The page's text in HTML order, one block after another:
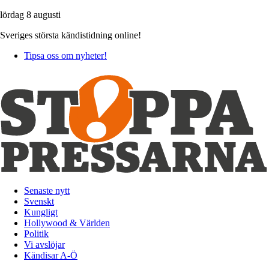
lördag 8 augusti
Sveriges största kändistidning online!
Tipsa oss om nyheter!
Senaste nytt
Svenskt
Kungligt
Hollywood & Världen
Politik
Vi avslöjar
Kändisar A-Ö